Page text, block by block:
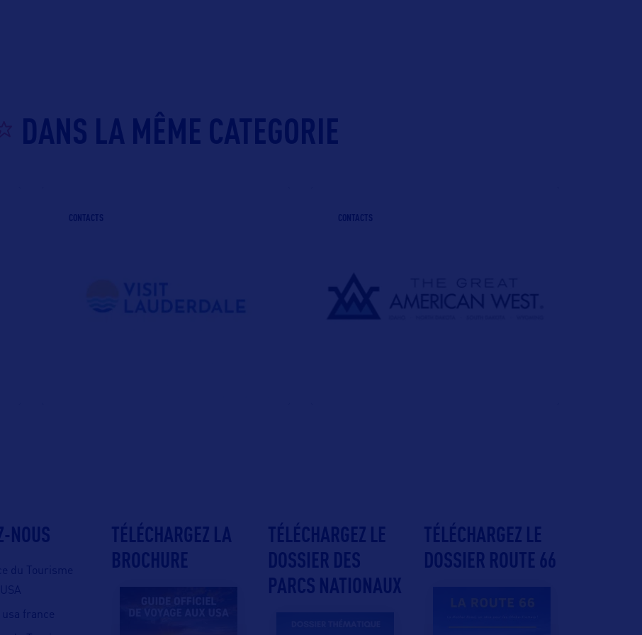
DANS LA MÊME CATEGORIE
CONTACTS CONTACTS
NOUS
du Tourisme
usa france
TÉLÉCHARGEZ LA
BROCHURE
TÉLÉCHARGEZ LE
DOSSIER DES
PARCS NATIONAUX
TÉLÉCHARGEZ LE
DOSSIER ROUTE 66